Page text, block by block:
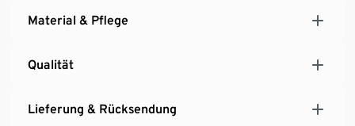
Material & Pflege
Qualität
Lieferung & Rücksendung